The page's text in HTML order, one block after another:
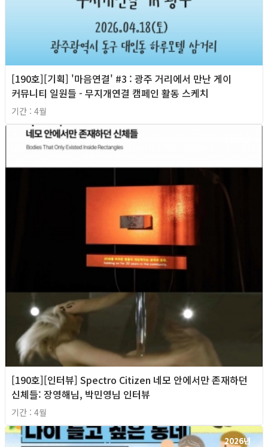
[190호][기획] '마음연결' #3 : 광주 거리에서 만난 게이
커뮤니티 일원들 - 무지개연결 캠페인 활동 스케치
기간 : 4월
[190호][인터뷰] Spectro Citizen 네모 안에서만 존재하던
신체들: 장영해님, 박민영님 인터뷰
기간 : 4월
2026년